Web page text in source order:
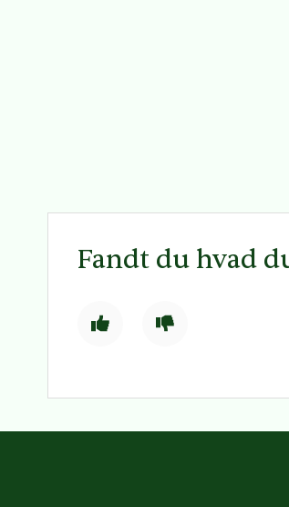
Fandt du hvad